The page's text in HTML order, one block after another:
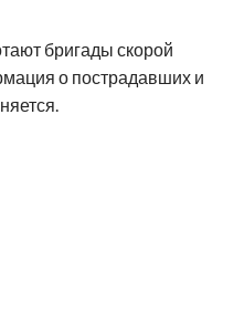
бригады скорой
о пострадавших и